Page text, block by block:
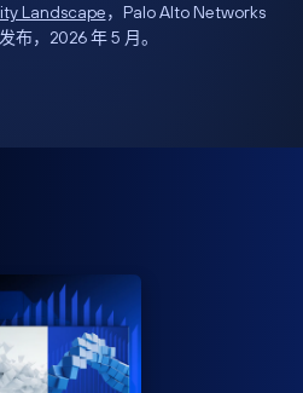
Landscape，Palo Alto Networks
布，2026 年 5 月。